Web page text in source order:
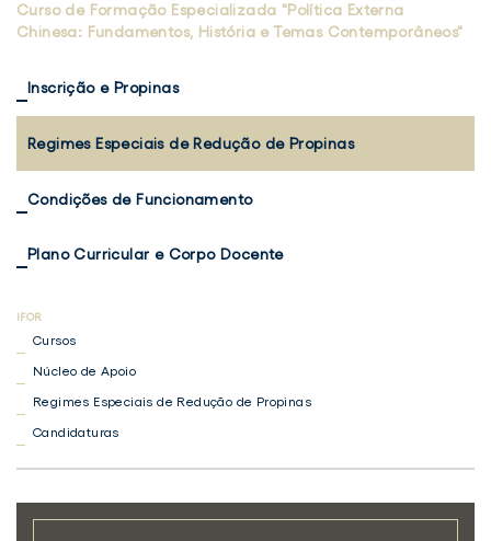
Curso de Formação Especializada "Política Externa
Chinesa: Fundamentos, História e Temas Contemporâneos"
Inscrição e Propinas
Regimes Especiais de Redução de Propinas
Condições de Funcionamento
Plano Curricular e Corpo Docente
Cursos
Núcleo de Apoio
Regimes Especiais de Redução de Propinas
Candidaturas